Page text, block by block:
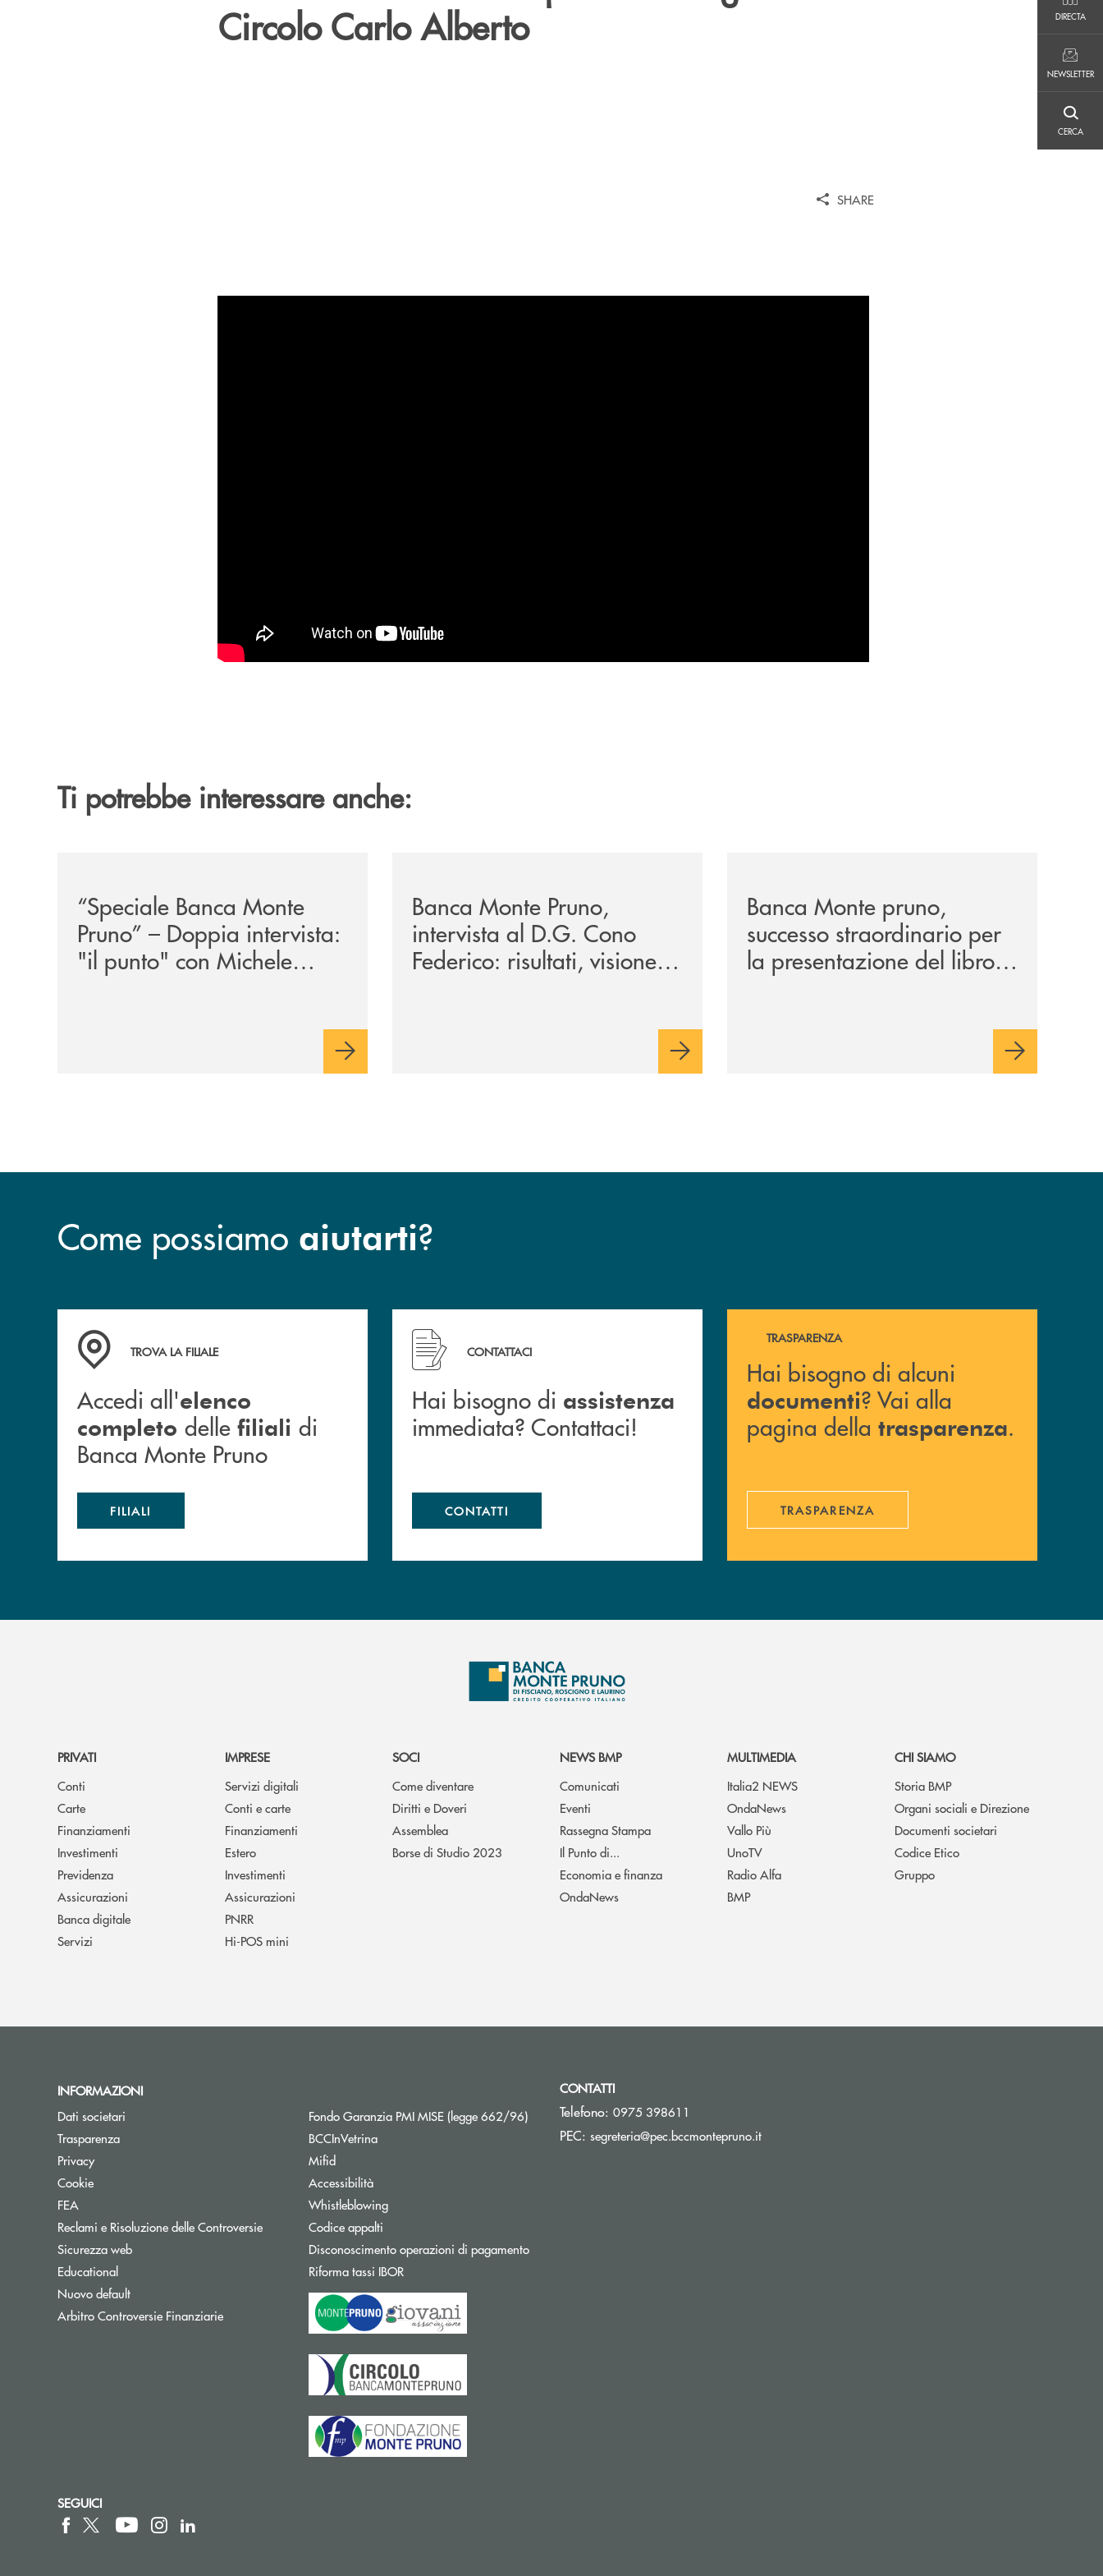
DIRECTA
NEWSLETTER
CERCA
Circolo Carlo Alberto
SHARE
Ti potrebbe interessare anche:
“Speciale Banca Monte
Pruno” – Doppia intervista:
"il punto" con Michele
Banca Monte Pruno,
intervista al D.G. Cono
Federico: risultati, visione e
Banca Monte pruno,
successo straordinario per
la presentazione del libro
Come possiamo aiutarti?
Accedi all' elenco completo&nbsp; delle&nbsp; filiali&nbsp; di Banca Monte Pruno
TROVA LA FILIALE
Accedi all'elenco
completo delle filiali di
Banca Monte Pruno
FILIALI
Hai bisogno di assistenza immediata? Contattaci!
CONTATTACI
Hai bisogno di assistenza
immediata? Contattaci!
CONTATTI
Hai bisogno di alcuni documenti ? Vai alla pagina della
TRASPARENZA
Hai bisogno di alcuni
documenti? Vai alla
pagina della trasparenza.
TRASPARENZA
PRIVATI
Conti
Carte
Finanziamenti
Investimenti
Previdenza
Assicurazioni
Banca digitale
Servizi
IMPRESE
Servizi digitali
Conti e carte
Finanziamenti
Estero
Investimenti
Assicurazioni
PNRR
Hi-POS mini
SOCI
Come diventare
Diritti e Doveri
Assemblea
Borse di Studio 2023
NEWS BMP
Comunicati
Eventi
Rassegna Stampa
Il Punto di...
Economia e finanza
OndaNews
MULTIMEDIA
Italia2 NEWS
OndaNews
Vallo Più
UnoTV
Radio Alfa
BMP
CHI SIAMO
Storia BMP
Organi sociali e Direzione
Documenti societari
Codice Etico
Gruppo
INFORMAZIONI
Dati societari
Trasparenza
Privacy
Cookie
FEA
Reclami e Risoluzione delle Controversie
Sicurezza web
Educational
Nuovo default
Arbitro Controversie FinanziarieApre una nuova finestra
Fondo Garanzia PMI MISE (legge 662/96)Apre una nuova finestra
BCCInVetrina
Mifid
Accessibilità
Whistleblowing
Codice appalti
Disconoscimento operazioni di pagamento
Riforma tassi IBORApre una nuova finestra
CONTATTI
Telefono: 0975 398611
PEC: segreteria@pec.bccmontepruno.it(si apre l’app di posta elettronica)
SEGUICI